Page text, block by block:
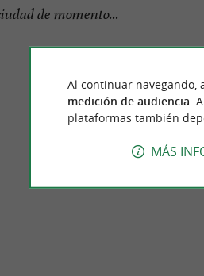
de momento...
Al continuar navegando,
medición de audiencia .
plataformas también
MÁS